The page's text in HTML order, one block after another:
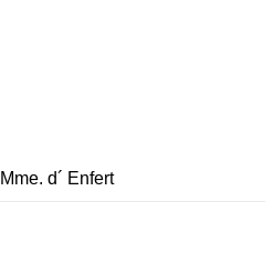
Mme. d´ Enfert